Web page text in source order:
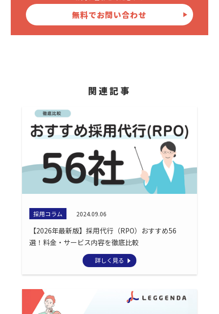
無料でお問い合わせ
関連記事
採用コラム 2024.09.06
【2026年最新版】採用代行（RPO）おすすめ56
選！料金・サービス内容を徹底比較
詳しく見る